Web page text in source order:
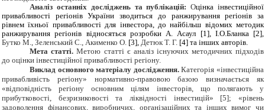
Аналіз останніх досліджень та публікацій: Оцінка інвестиційної
привабливості регіонів України зводиться до ранжирування регіонів за
рівнем їхньої привабливості для інвестора, до найбільш відомих методик
ранжирування регіонів відносяться розробки А. Асаул [1], І.О.Бланка [2],
Бутко М., Зеленський С., Акименко О. [3], Детюк Т. Г. [4] та інших авторів.
Мета статті. Метою статті є аналіз існуючих методичних підходів
до оцінки інвестиційної привабливості регіону.
Виклад основного матеріалу дослідження.Категорія «інвестиційна
привабливість регіону» нормативно-правовою базою визначається як
«відповідність регіону основним цілям інвесторів, що полягають у
прибутковості, безризиковості та ліквідності інвестицій» [5]; «рівень
задоволення фінансових, виробничих, організаційних та інших вимог чи